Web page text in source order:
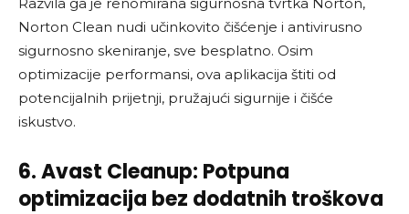
Norton Clean nudi učinkovito čišćenje i antivirusno
sigurnosno skeniranje, sve besplatno. Osim
optimizacije performansi, ova aplikacija štiti od
potencijalnih prijetnji, pružajući sigurnije i čišće
iskustvo.
6. Avast Cleanup: Potpuna
optimizacija bez dodatnih troškova